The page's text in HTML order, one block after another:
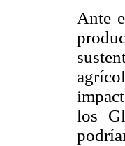
Ante
los